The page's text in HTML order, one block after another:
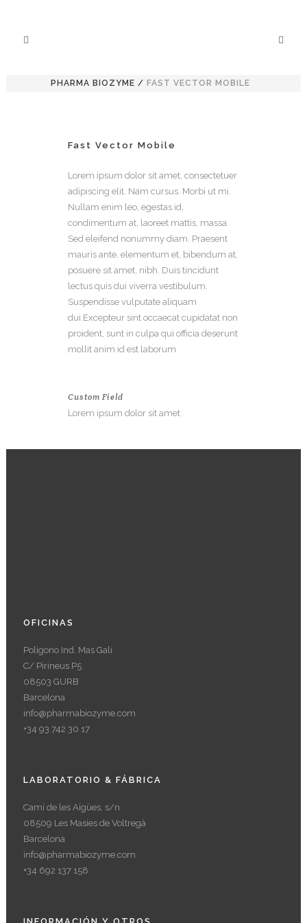
PHARMA BIOZYME / FAST VECTOR MOBILE
Fast Vector Mobile
Lorem ipsum dolor sit amet, consectetuer
adipiscing elit. Nam cursus. Morbi ut mi.
Nullam enim leo, egestas id,
condimentum at, laoreet mattis, massa.
Sed eleifend nonummy diam. Praesent
mauris ante, elementum et, bibendum at,
posuere sit amet, nibh. Duis tincidunt
lectus quis dui viverra vestibulum.
Suspendisse vulputate aliquam
dui.Excepteur sint occaecat cupidatat non
proident, sunt in culpa qui officia deserunt
mollit anim id est laborum
Custom Field
Lorem ipsum dolor sit amet
OFICINAS
Polígono Ind. Mas Gali
C/ Pirineus P5
08503 GURB
Barcelona
info@pharmabiozyme.com
+34 93 742 30 17
LABORATORIO & FÁBRICA
Camí de les Aigües, s/n
08509 Les Masies de Voltregà
Barcelona
info@pharmabiozyme.com
+34 692 137 158